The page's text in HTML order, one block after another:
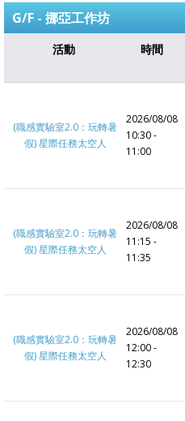
G/F - 挪亞工作坊
活動 時間
(職感實驗室2.0：玩轉暑
假) 星際任務太空人
2026/08/08
10:30 -
11:00
(職感實驗室2.0：玩轉暑
假) 星際任務太空人
2026/08/08
11:15 -
11:35
(職感實驗室2.0：玩轉暑
假) 星際任務太空人
2026/08/08
12:00 -
12:30